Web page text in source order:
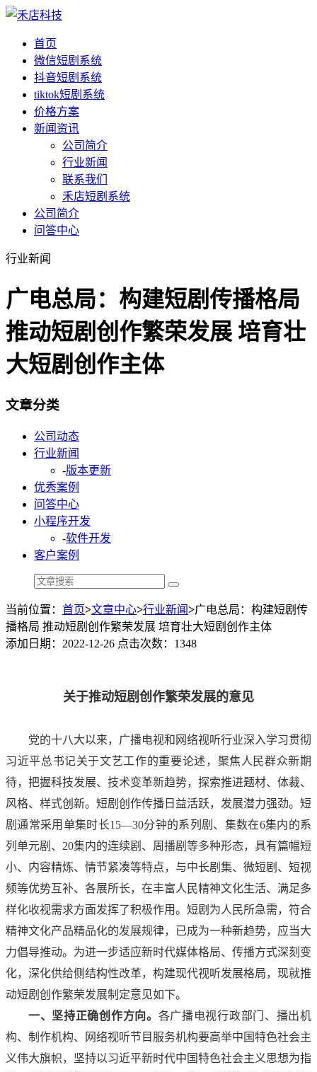
首页
微信短剧系统
抖音短剧系统
tiktok短剧系统
价格方案
新闻资讯
公司简介
行业新闻
联系我们
禾店短剧系统
公司简介
问答中心
行业新闻
广电总局：构建短剧传播格局
推动短剧创作繁荣发展 培育壮
大短剧创作主体
文章分类
公司动态
行业新闻
-版本更新
优秀案例
问答中心
小程序开发
-软件开发
客户案例
当前位置： 首页>文章中心>行业新闻>广电总局：构建短剧传
播格局 推动短剧创作繁荣发展 培育壮大短剧创作主体
添加日期：2022-12-26 点击次数：1348
关于推动短剧创作繁荣发展的意见
党的十八大以来，广播电视和网络视听行业深入学习贯彻
习近平总书记关于文艺工作的重要论述，聚焦人民群众新期
待，把握科技发展、技术变革新趋势，探索推进题材、体裁、
风格、样式创新。短剧创作传播日益活跃，发展潜力强劲。短
剧通常采用单集时长15—30分钟的系列剧、集数在6集内的系
列单元剧、20集内的连续剧、周播剧等多种形态，具有篇幅短
小、内容精炼、情节紧凑等特点，与中长剧集、微短剧、短视
频等优势互补、各展所长，在丰富人民精神文化生活、满足多
样化收视需求方面发挥了积极作用。短剧为人民所急需，符合
精神文化产品精品化的发展规律，已成为一种新趋势，应当大
力倡导推动。为进一步适应新时代媒体格局、传播方式深刻变
化，深化供给侧结构性改革，构建现代视听发展格局，现就推
动短剧创作繁荣发展制定意见如下。
一、坚持正确创作方向。 各广播电视行政部门、播出机
构、制作机构、网络视听节目服务机构要高举中国特色社会主
义伟大旗帜，坚持以习近平新时代中国特色社会主义思想为指